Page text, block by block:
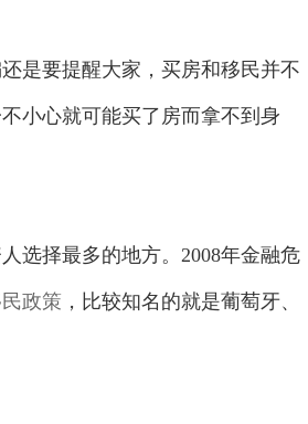
是要提醒大家，买房和移民并不
小心就可能买了房而拿不到身
择最多的地方。2008年金融危
政策 ，比较知名的就是葡萄牙、